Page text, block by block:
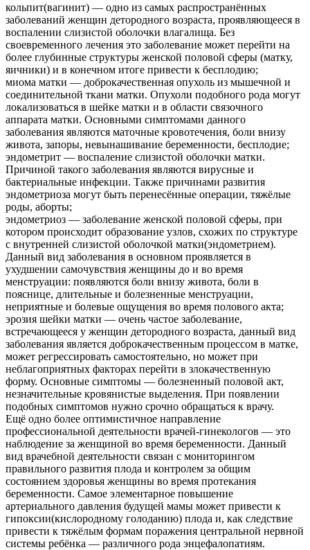
кольпит(вагинит) — одно из самых распространённых
заболеваний женщин детородного возраста, проявляющееся в
воспалении слизистой оболочки влагалища. Без
своевременного лечения это заболевание может перейти на
более глубинные структуры женской половой сферы (матку,
яичники) и в конечном итоге привести к бесплодию;
миома матки — доброкачественная опухоль из мышечной и
соединительной ткани матки. Опухоли подобного рода могут
локализоваться в шейке матки и в области связочного
аппарата матки. Основными симптомами данного
заболевания являются маточные кровотечения, боли внизу
живота, запоры, невынашивание беременности, бесплодие;
эндометрит — воспаление слизистой оболочки матки.
Причиной такого заболевания являются вирусные и
бактериальные инфекции. Также причинами развития
эндометриоза могут быть перенесённые операции, тяжёлые
роды, аборты;
эндометриоз — заболевание женской половой сферы, при
котором происходит образование узлов, схожих по структуре
с внутренней слизистой оболочкой матки(эндометрием).
Данный вид заболевания в основном проявляется в
ухудшении самочувствия женщины до и во время
менструации: появляются боли внизу живота, боли в
пояснице, длительные и болезненные менструации,
неприятные и болевые ощущения во время полового акта;
эрозия шейки матки — очень частое заболевание,
встречающееся у женщин детородного возраста, данный вид
заболевания является доброкачественным процессом в матке,
может регрессировать самостоятельно, но может при
неблагоприятных факторах перейти в злокачественную
форму. Основные симптомы — болезненный половой акт,
незначительные кровянистые выделения. При появлении
подобных симптомов нужно срочно обращаться к врачу.
Ещё одно более оптимистичное направление
профессиональной деятельности врачей-гинекологов — это
наблюдение за женщиной во время беременности. Данный
вид врачебной деятельности связан с мониторингом
правильного развития плода и контролем за общим
состоянием здоровья женщины во время протекания
беременности. Самое элементарное повышение
артериального давления будущей мамы может привести к
гипоксии(кислородному голоданию) плода и, как следствие
привести к тяжёлым формам поражения центральной нервной
системы ребёнка — различного рода энцефалопатиям.